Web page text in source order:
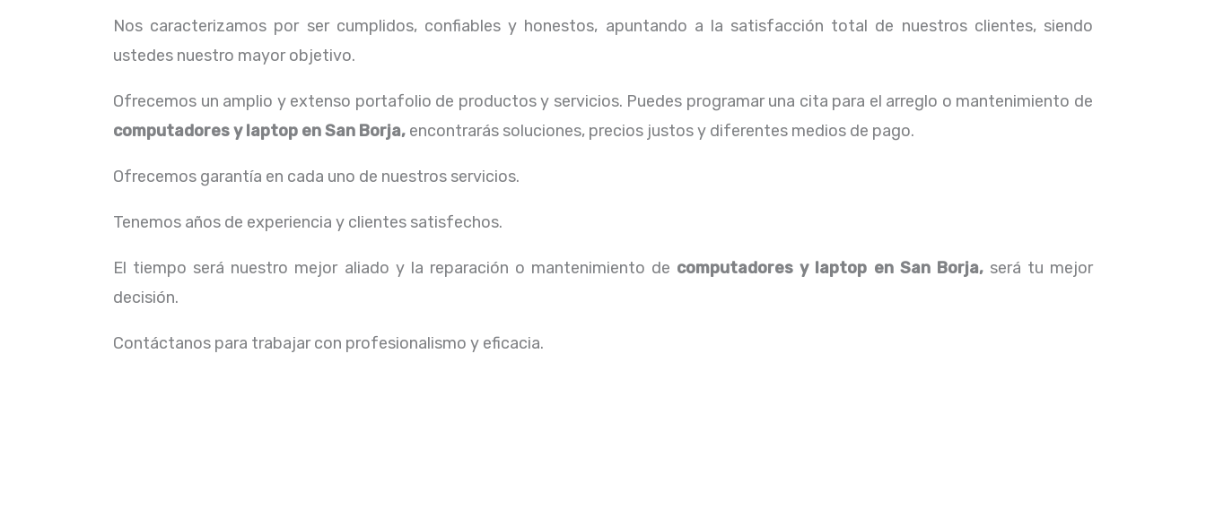
Nos caracterizamos por ser cumplidos, confiables y honestos, apuntando a la satisfacción total de nuestros clientes, siendo
ustedes nuestro mayor objetivo.
Ofrecemos un amplio y extenso portafolio de productos y servicios. Puedes programar una cita para el arreglo o mantenimiento de
computadores y laptop en San Borja, encontrarás soluciones, precios justos y diferentes medios de pago.
Ofrecemos garantía en cada uno de nuestros servicios.
Tenemos años de experiencia y clientes satisfechos.
El tiempo será nuestro mejor aliado y la reparación o mantenimiento de computadores y laptop en San Borja, será tu mejor
decisión.
Contáctanos para trabajar con profesionalismo y eficacia.